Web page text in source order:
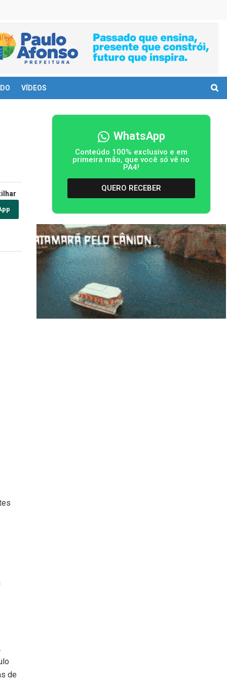
VÍDEOS
de
WhatsApp
Conteúdo 100% exclusivo e em
primeira mão, que você só vê no
PA4!
QUERO RECEBER